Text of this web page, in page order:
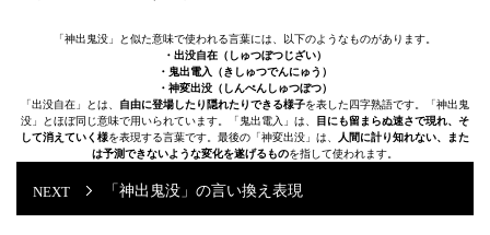
「神出鬼没」と似た意味で使われる言葉には、以下のようなものがあります。
・出没自在（しゅつぼつじざい）
・鬼出電入（きしゅつでんにゅう）
・神変出没（しんぺんしゅつぼつ）
「出没自在」とは、 自由に登場したり隠れたりできる様子を表した四字熟語です。「神出鬼
没」とほぼ同じ意味で用いられています。「鬼出電入」は、
目にも留まらぬ速さで現れ、そ
して消えていく様を表現する言葉です。最後の「神変出没」は、
人間に計り知れない、また
は予測できないような変化を遂げるものを指して使われます。
「神出鬼没」の言い換え表現